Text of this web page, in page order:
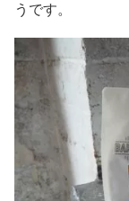
うです。